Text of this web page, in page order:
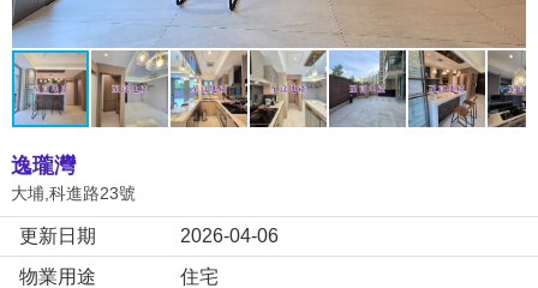
逸瓏灣
大埔,科進路23號
更新日期
2026-04-06
物業用途
住宅